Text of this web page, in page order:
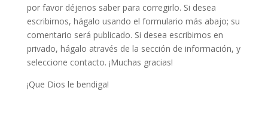
por favor déjenos saber para corregirlo. Si desea
escribirnos, hágalo usando el formulario más abajo; su
comentario será publicado. Si desea escribirnos en
privado, hágalo através de la sección de información, y
seleccione contacto. ¡Muchas gracias!
¡Que Dios le bendiga!